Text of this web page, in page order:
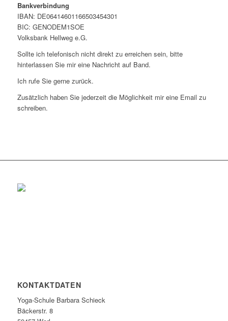
Bankverbindung
IBAN: DE06414601166503454301
BIC: GENODEM1SOE
Volksbank Hellweg e.G.
Sollte ich telefonisch nicht direkt zu erreichen sein, bitte
hinterlassen Sie mir eine Nachricht auf Band.
Ich rufe Sie gerne zurück.
Zusätzlich haben Sie jederzeit die Möglichkeit mir eine Email zu
schreiben.
KONTAKTDATEN
Yoga-Schule Barbara Schieck
Bäckerstr. 8